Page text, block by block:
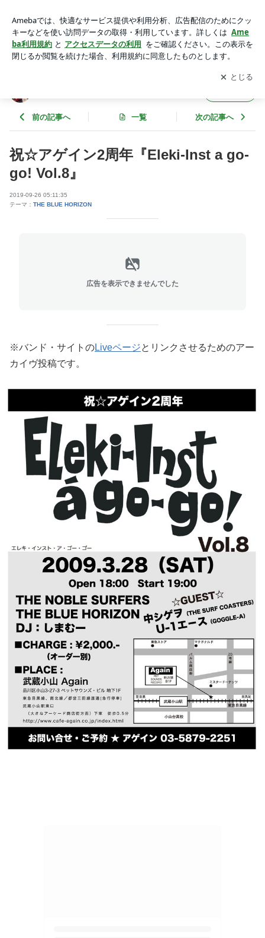
スト・ア・ゴー・ゴー！
アプリをダウンロードして ブログの更新通知
を受け取りまし
ょう。
開く
前の記事へ 一覧 次の記事へ
祝☆アゲイン2周年『Eleki-Inst a go-
go! Vol.8』
2019-09-26 05:11:35
テーマ： THE BLUE HORIZON
広告を表示できませんでした
※バンド・サイトのLiveページとリンクさせるためのアー
カイヴ投稿です。